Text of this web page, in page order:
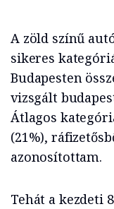
A zöld színű
sikeres
Budapesten
vizsgált
Átlagos
(21%),
azonosítottam.
Tehát a kezdeti